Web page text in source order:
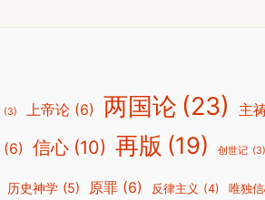
(3) 上帝论 (6) 两国论 (23) 主
(6) 信心 (10) 再版 (19) 创世记 (3)
历史神学 (5) 原罪 (6) 反律主义 (4) 唯独